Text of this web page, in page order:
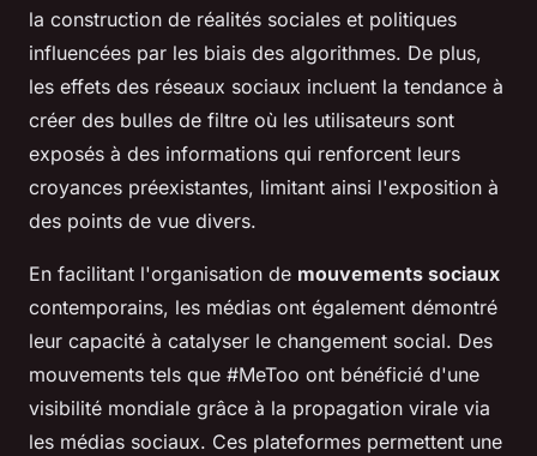
la construction de réalités sociales et politiques
influencées par les biais des algorithmes. De plus,
les effets des réseaux sociaux incluent la tendance à
créer des bulles de filtre où les utilisateurs sont
exposés à des informations qui renforcent leurs
croyances préexistantes, limitant ainsi l'exposition à
des points de vue divers.
En facilitant l'organisation de mouvements sociaux
contemporains, les médias ont également démontré
leur capacité à catalyser le changement social. Des
mouvements tels que #MeToo ont bénéficié d'une
visibilité mondiale grâce à la propagation virale via
les médias sociaux. Ces plateformes permettent une